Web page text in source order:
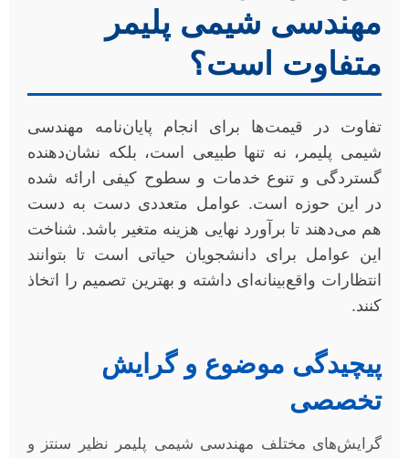
مهندسی شیمی پلیمر
متفاوت است؟
تفاوت در قیمت‌ها برای انجام پایان‌نامه مهندسی
شیمی پلیمر، نه تنها طبیعی است، بلکه نشان‌دهنده
گستردگی و تنوع خدمات و سطوح کیفی ارائه شده
در این حوزه است. عوامل متعددی دست به دست
هم می‌دهند تا برآورد نهایی هزینه متغیر باشد. شناخت
این عوامل برای دانشجویان حیاتی است تا بتوانند
انتظارات واقع‌بینانه‌ای داشته و بهترین تصمیم را اتخاذ
کنند.
پیچیدگی موضوع و گرایش
تخصصی
گرایش‌های مختلف مهندسی شیمی پلیمر نظیر سنتز و